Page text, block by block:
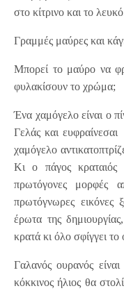
στο κίτρινο και το
Γραμμές μαύρες και
Μπορεί το μαύρο να
φυλακίσουν το χρώμα;
Ένα χαμόγελο είναι ο
Γελάς και
χαμόγελο
Κι ο πάγος κραταιός
πρωτόγονες μορφές
πρωτόγνωρες εικόνες
έρωτα της
κρατά κι όλο σφίγγει
Γαλανός ουρανός
κόκκινος ήλιος θα